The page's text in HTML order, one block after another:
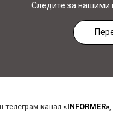
Следите за нашими
канал «INFORMER»,